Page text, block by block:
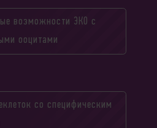
возможности ЭКО с
ооцитами
со специфическим